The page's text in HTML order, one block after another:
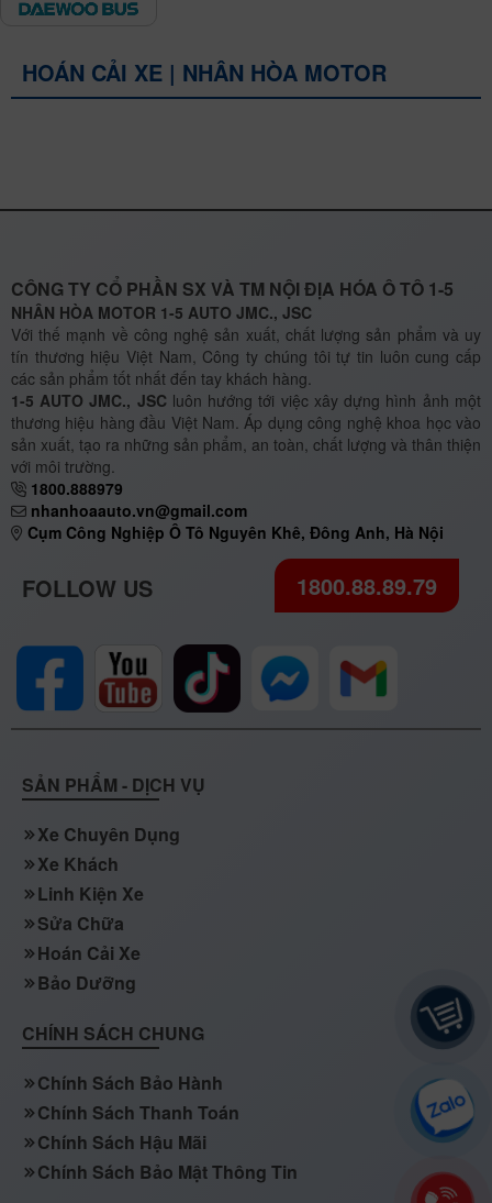
HOÁN CẢI XE | NHÂN HÒA MOTOR
CÔNG TY CỔ PHẦN SX VÀ TM NỘI ĐỊA HÓA Ô TÔ 1-5
NHÂN HÒA MOTOR 1-5 AUTO JMC., JSC
Với thế mạnh về công nghệ sản xuất, chất lượng sản phẩm và uy
tín thương hiệu Việt Nam, Công ty chúng tôi tự tin luôn cung cấp
các sản phẩm tốt nhất đến tay khách hàng.
1-5 AUTO JMC., JSC luôn hướng tới việc xây dựng hình ảnh một
thương hiệu hàng đầu Việt Nam. Áp dụng công nghệ khoa học vào
sản xuất, tạo ra những sản phẩm, an toàn, chất lượng và thân thiện
với môi trường.
1800.888979
nhanhoaauto.vn@gmail.com
Cụm Công Nghiệp Ô Tô Nguyên Khê, Đông Anh, Hà Nội
FOLLOW US 1800.88.89.79
SẢN PHẨM - DỊCH VỤ
Xe Chuyên Dụng
Xe Khách
Linh Kiện Xe
Sửa Chữa
Hoán Cải Xe
Bảo Dưỡng
CHÍNH SÁCH CHUNG
Chính Sách Bảo Hành
Chính Sách Thanh Toán
Chính Sách Hậu Mãi
Chính Sách Bảo Mật Thông Tin